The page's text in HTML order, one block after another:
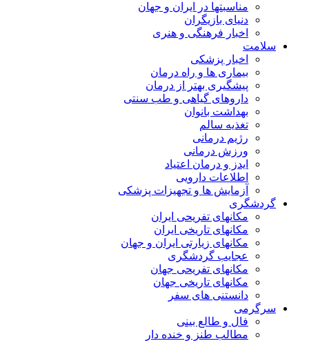
مناسبتها در ایران و جهان
دنیای بازیگران
اخبار فرهنگی و هنری
سلامت
اخبار پزشکی
بیماری ها و راه درمان
پیشگیری بهتر از درمان
داروهای گیاهی و طب سنتی
بهداشت بانوان
تغذیه سالم
رژیم درمانی
ورزش درمانی
ایدز و درمان اعتیاد
اطلاعات دارویی
آزمایش ها و تجهیزات پزشکی
گردشگری
مکانهای تفریحی ایران
مکانهای تاریخی ایران
مکانهای زیارتی ایران و جهان
عجایب گردشگری
مکانهای تفریحی جهان
مکانهای تاریخی جهان
دانستنی های سفر
سرگرمی
فال و طالع بینی
مطالب طنز و خنده دار